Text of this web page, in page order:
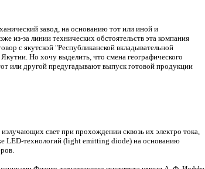
завод, на основанию тот или иной и
из-за линии технических обстоятельств эта компания
с якутской "Республиканской вкладывательной
Но хочу выделить, что смена географического
или другой предугадывают выпуск готовой продукции
свет при прохождении сквозь их электро тока,
LED-технологий (light emitting diode) на основанию